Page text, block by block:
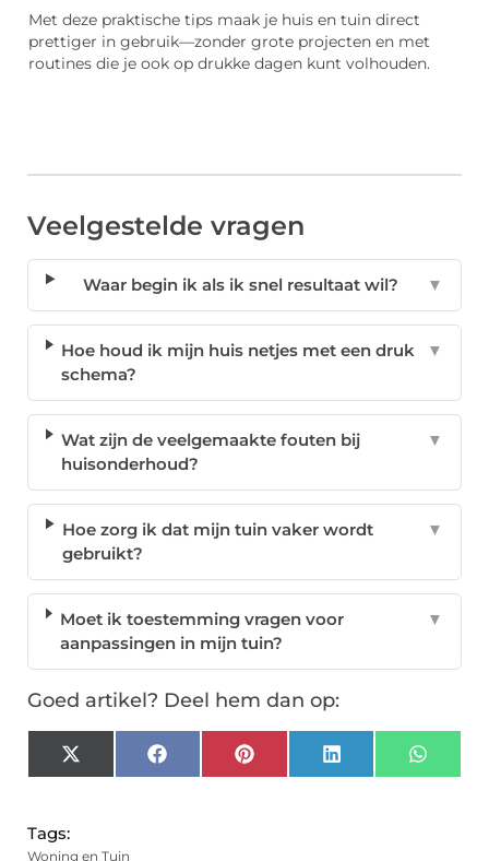
Met deze praktische tips maak je huis en tuin direct
prettiger in gebruik—zonder grote projecten en met
routines die je ook op drukke dagen kunt volhouden.
Veelgestelde vragen
Waar begin ik als ik snel resultaat wil? ▼
Hoe houd ik mijn huis netjes met een druk
schema?
▼
Wat zijn de veelgemaakte fouten bij
huisonderhoud?
▼
Hoe zorg ik dat mijn tuin vaker wordt
gebruikt?
▼
Moet ik toestemming vragen voor
aanpassingen in mijn tuin?
▼
Goed artikel? Deel hem dan op:
X
(Twitter)
FacebookPinterest LinkedIn
Tags:
Woning en Tuin